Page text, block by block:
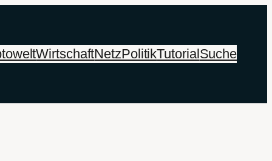
WirtschaftNetzPolitikTutorialSuche